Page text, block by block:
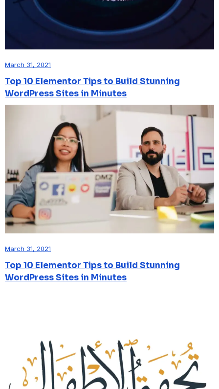
March 31, 2021
Top 10 Elementor Tips to Build Stunning
WordPress Sites in Minutes
March 31, 2021
Top 10 Elementor Tips to Build Stunning
WordPress Sites in Minutes